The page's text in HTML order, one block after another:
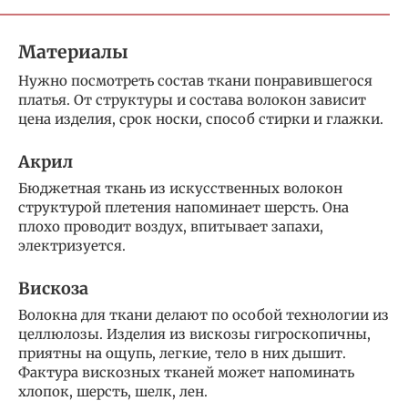
Материалы
Нужно посмотреть состав ткани понравившегося
платья. От структуры и состава волокон зависит
цена изделия, срок носки, способ стирки и глажки.
Акрил
Бюджетная ткань из искусственных волокон
структурой плетения напоминает шерсть. Она
плохо проводит воздух, впитывает запахи,
электризуется.
Вискоза
Волокна для ткани делают по особой технологии из
целлюлозы. Изделия из вискозы гигроскопичны,
приятны на ощупь, легкие, тело в них дышит.
Фактура вискозных тканей может напоминать
хлопок, шерсть, шелк, лен.